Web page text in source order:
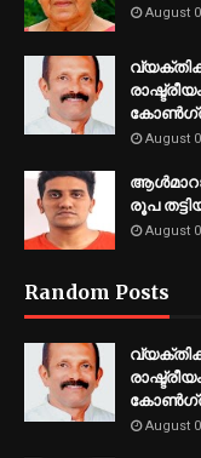
August
August
രൂപ
August
Random Posts
August